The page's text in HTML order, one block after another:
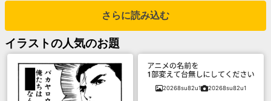
さらに読み込む
イラストの人気のお題
20268su82u1 20268su82u1